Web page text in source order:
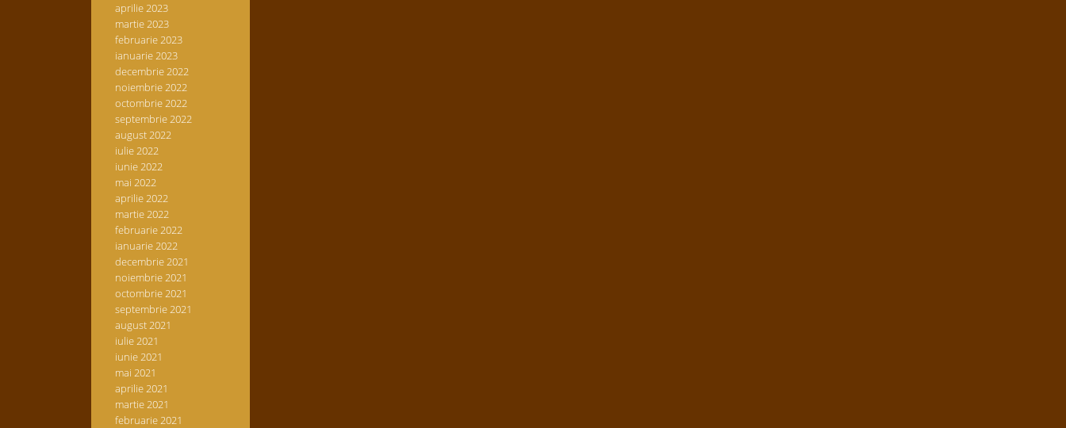
aprilie 2023
martie 2023
februarie 2023
ianuarie 2023
decembrie 2022
noiembrie 2022
octombrie 2022
septembrie 2022
august 2022
iulie 2022
iunie 2022
mai 2022
aprilie 2022
martie 2022
februarie 2022
ianuarie 2022
decembrie 2021
noiembrie 2021
octombrie 2021
septembrie 2021
august 2021
iulie 2021
iunie 2021
mai 2021
aprilie 2021
martie 2021
februarie 2021